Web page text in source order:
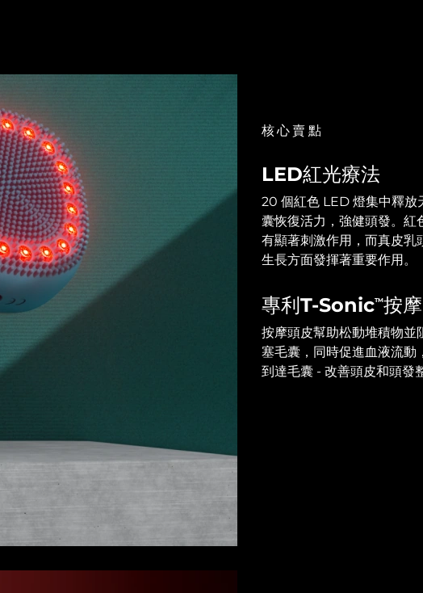
核心賣點
LED紅光療法
20 個紅色 LED 燈集中釋放
囊恢復活力，強健頭發。
有顯著刺激作用，而真皮乳
生長方面發揮著重要作用。
專利T-SonicTM按摩
按摩頭皮幫助松動堆積物並
塞毛囊，同時促進血液流動
到達毛囊 - 改善頭皮和頭發